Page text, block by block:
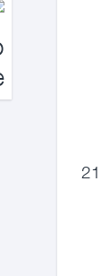
لكن الحصول على عضلات الباي أكبر ليس سهلاً مثل الاستيلاء على زوج من الدمبل والشق طريقك إلى الثعابين مقاس 21